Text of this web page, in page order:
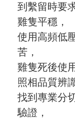
到繫留時要
雞隻平穩，
使用高頻低
苦，
雞隻死後使
照相品質辨
找到專業分
驗證，